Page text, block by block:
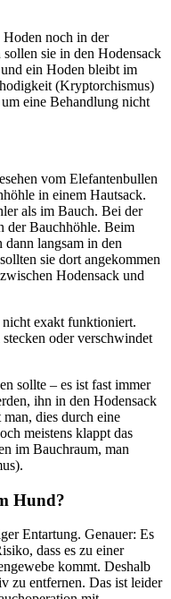
noch in der
sie in den Hodensack
ein Hoden bleibt im
(Kryptorchismus)
eine Behandlung nicht
vom Elefantenbullen
in einem Hautsack.
als im Bauch. Bei der
der Bauchhöhle. Beim
langsam in den
sie dort angekommen
Hodensack und
nicht exakt funktioniert.
oder verschwindet
sollte – es ist fast immer
ihn in den Hodensack
dies durch eine
meistens klappt das
im Bauchraum, man
Hund?
Entartung. Genauer: Es
dass es zu einer
kommt. Deshalb
zu entfernen. Das ist leider